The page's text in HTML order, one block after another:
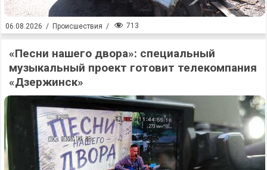
06.08.2026 / Происшествия / 713
«Песни нашего двора»: специальный
музыкальный проект готовит телекомпания
«Дзержинск»